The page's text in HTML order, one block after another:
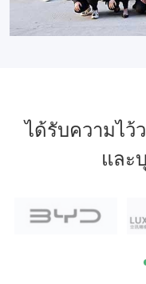
ได้รับความไว้
และ